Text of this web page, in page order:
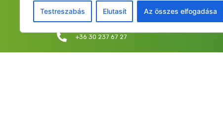
Testreszabás Elutasít Az összes elfogadása
Levelezési cím/iroda: 1053 Budapest, Curia utca 4.
info@fiatalokanemzetert.hu
+36 30 237 67 27